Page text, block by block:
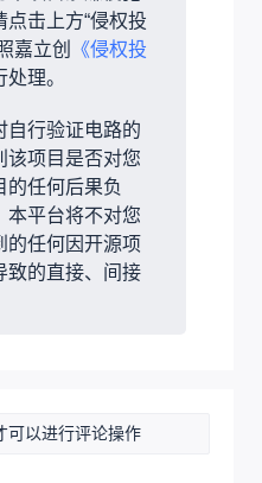
击上方“侵权投
嘉立创
《侵权投
处理。
自行验证电路的
该项目是否对您
的任何后果负
本平台将不对您
的任何因开源项
致的直接、间接
可以进行评论操作